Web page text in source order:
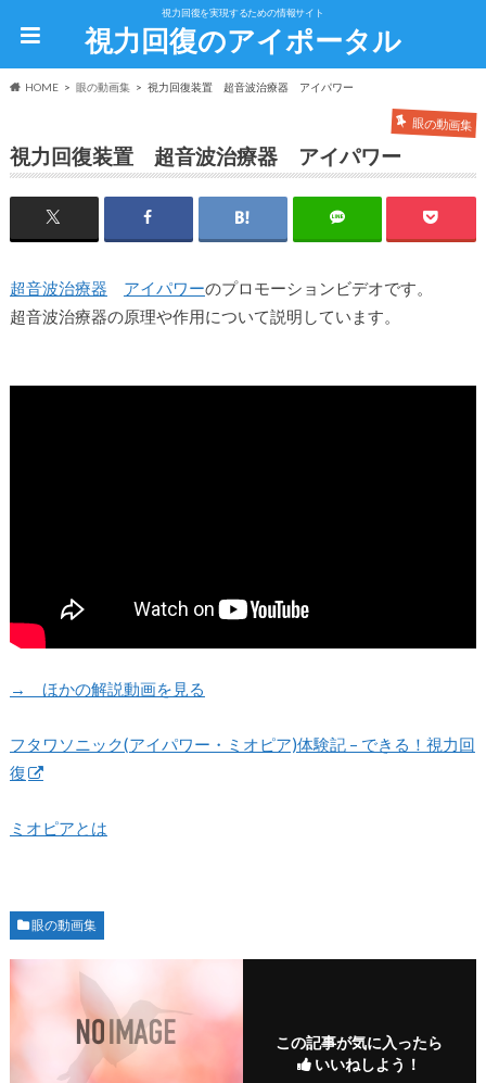
視力回復を実現するための情報サイト
視力回復のアイポータル
HOME 眼の動画集 視力回復装置 超音波治療器 アイパワー
眼の動画集
視力回復装置 超音波治療器 アイパワー
超音波治療器 アイパワーのプロモーションビデオです。
超音波治療器の原理や作用について説明しています。
→ ほかの解説動画を見る
フタワソニック(アイパワー・ミオピア)体験記 – できる！視力回
復
ミオピアとは
眼の動画集
この記事が気に入ったら
いいねしよう！